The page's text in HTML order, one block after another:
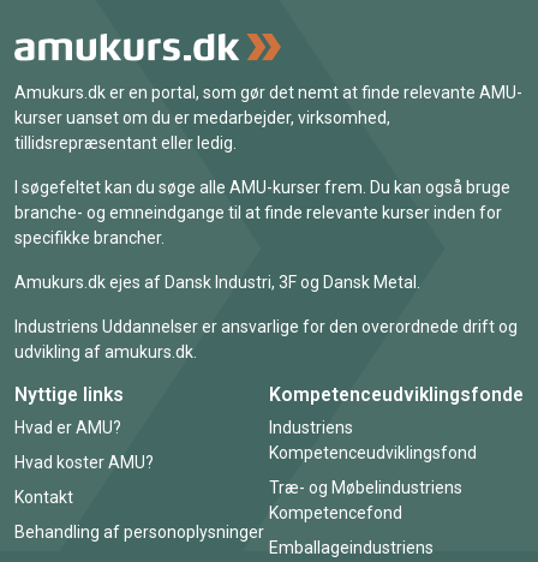
Amukurs.dk er en portal, som gør det nemt at finde relevante AMU-
kurser uanset om du er medarbejder, virksomhed,
tillidsrepræsentant eller ledig.
I søgefeltet kan du søge alle AMU-kurser frem. Du kan også bruge
branche- og emneindgange til at finde relevante kurser inden for
specifikke brancher.
Amukurs.dk ejes af Dansk Industri, 3F og Dansk Metal.
Industriens Uddannelser er ansvarlige for den overordnede drift og
udvikling af amukurs.dk.
Nyttige links
Hvad er AMU?
Hvad koster AMU?
Kontakt
Behandling af personoplysninger
Kompetenceudviklingsfonde
Industriens
Kompetenceudviklingsfond
Træ- og Møbelindustriens
Kompetencefond
Emballageindustriens